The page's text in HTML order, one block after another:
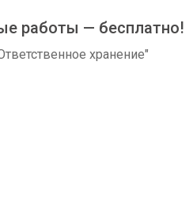
работы — бесплатно!
хранение"